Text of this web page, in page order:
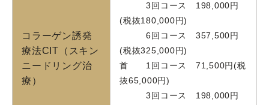
コラーゲン誘発
療法CIT（スキン
ニードリング治
療）
3回コース 198,000円
(税抜180,000円)
6回コース 357,500円
(税抜325,000円)
首 1回コース 71,500円(税
抜65,000円)
3回コース 198,000円